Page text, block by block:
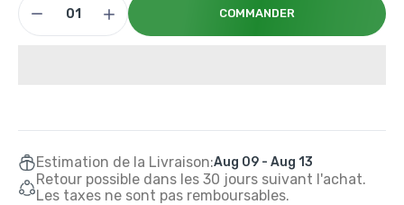
COMMANDER
Estimation de la Livraison:Aug 09 - Aug 13
Retour possible dans les 30 jours suivant l'achat.
Les taxes ne sont pas remboursables.